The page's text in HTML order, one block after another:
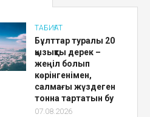
ТАБИҒАТ
Бұлттар туралы 20
қызықты дерек –
жеңіл болып
көрінгенімен,
салмағы жүздеген
тонна тартатын бу
07.08.2026